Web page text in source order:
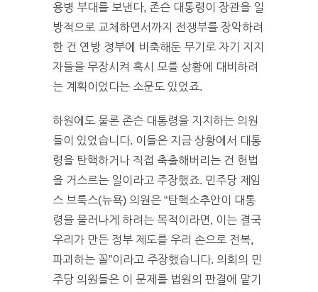
용병 부대를 보낸다, 존슨 대통령이 장관을 일
방적으로 교체하면서까지 전쟁부를 장악하려
한 건 연방 정부에 비축해둔 무기로 자기 지지
자들을 무장시켜 혹시 모를 상황에 대비하려
는 계획이었다는 소문도 있었죠.
하원에도 물론 존슨 대통령을 지지하는 의원
들이 있었습니다. 이들은 지금 상황에서 대통
령을 탄핵하거나 직접 축출해버리는 건 헌법
을 거스르는 일이라고 주장했죠. 민주당 제임
스 브룩스(뉴욕) 의원은 “탄핵소추안이 대통
령을 물러나게 하려는 목적이라면, 이는 결국
우리가 만든 정부 제도를 우리 손으로 전복,
파괴하는 꼴”이라고 주장했습니다. 의회의 민
주당 의원들은 이 문제를 법원의 판결에 맡기